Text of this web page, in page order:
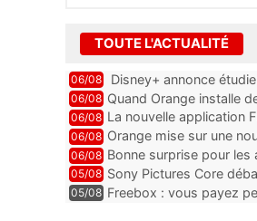
TOUTE L'ACTUALITÉ
06/08 Disney+ annonce
06/08 Quand Orange installe
06/08 La nouvelle application
abonnés Freebox,
06/08 Orange mise sur une
06/08 Bonne surprise pour les
inclus
05/08 Sony Pictures Core
05/08 Freebox : vous payez